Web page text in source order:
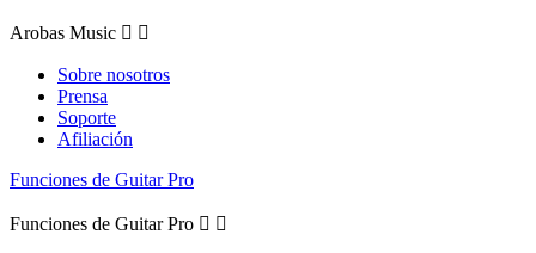
Arobas Music  
Sobre nosotros
Prensa
Soporte
Afiliación
Funciones de Guitar Pro
Funciones de Guitar Pro  